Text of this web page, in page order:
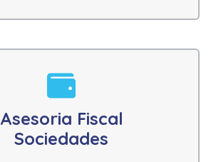
Asesoria Fiscal
Sociedades